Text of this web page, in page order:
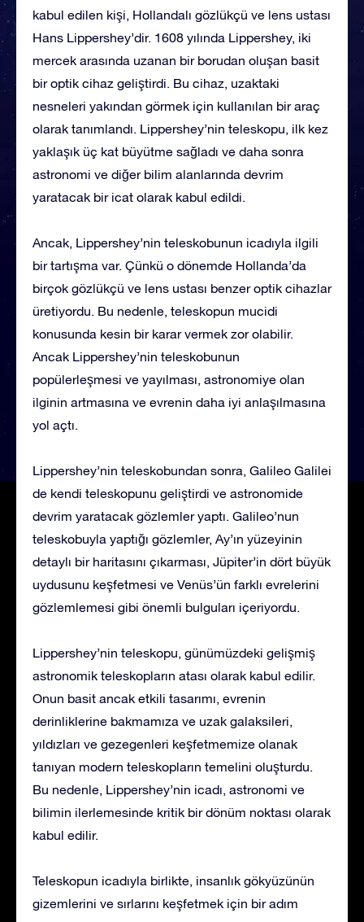
kabul edilen kişi, Hollandalı gözlükçü ve lens ustası
Hans Lippershey’dir. 1608 yılında Lippershey, iki
mercek arasında uzanan bir borudan oluşan basit
bir optik cihaz geliştirdi. Bu cihaz, uzaktaki
nesneleri yakından görmek için kullanılan bir araç
olarak tanımlandı. Lippershey’nin teleskopu, ilk kez
yaklaşık üç kat büyütme sağladı ve daha sonra
astronomi ve diğer bilim alanlarında devrim
yaratacak bir icat olarak kabul edildi.
Ancak, Lippershey’nin teleskobunun icadıyla ilgili
bir tartışma var. Çünkü o dönemde Hollanda’da
birçok gözlükçü ve lens ustası benzer optik cihazlar
üretiyordu. Bu nedenle, teleskopun mucidi
konusunda kesin bir karar vermek zor olabilir.
Ancak Lippershey’nin teleskobunun
popülerleşmesi ve yayılması, astronomiye olan
ilginin artmasına ve evrenin daha iyi anlaşılmasına
yol açtı.
Lippershey’nin teleskobundan sonra, Galileo Galilei
de kendi teleskopunu geliştirdi ve astronomide
devrim yaratacak gözlemler yaptı. Galileo’nun
teleskobuyla yaptığı gözlemler, Ay’ın yüzeyinin
detaylı bir haritasını çıkarması, Jüpiter’in dört büyük
uydusunu keşfetmesi ve Venüs’ün farklı evrelerini
gözlemlemesi gibi önemli bulguları içeriyordu.
Lippershey’nin teleskopu, günümüzdeki gelişmiş
astronomik teleskopların atası olarak kabul edilir.
Onun basit ancak etkili tasarımı, evrenin
derinliklerine bakmamıza ve uzak galaksileri,
yıldızları ve gezegenleri keşfetmemize olanak
tanıyan modern teleskopların temelini oluşturdu.
Bu nedenle, Lippershey’nin icadı, astronomi ve
bilimin ilerlemesinde kritik bir dönüm noktası olarak
kabul edilir.
Teleskopun icadıyla birlikte, insanlık gökyüzünün
gizemlerini ve sırlarını keşfetmek için bir adım